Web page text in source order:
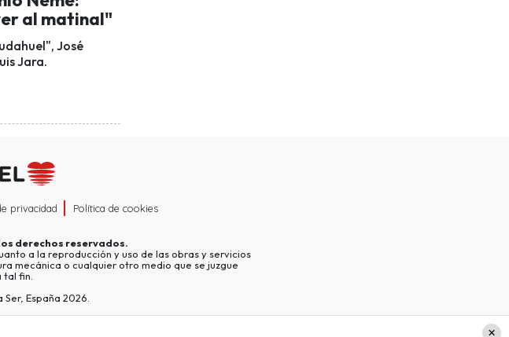
al matinal"
José
Jara.
privacidad Política de cookies
derechos reservados.
a la reproducción y uso de las obras y servicios
mecánica o cualquier otro medio que se juzgue
fin.
España 2026.